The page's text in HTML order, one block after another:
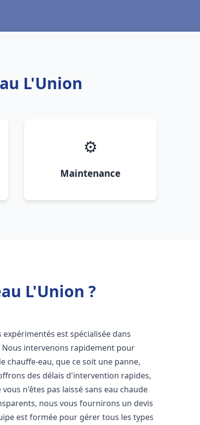
L'Union
⚙️
Maintenance
L'Union ?
est spécialisée dans
Nous intervenons rapidement pour
chauffe-eau, que ce soit une panne,
des délais d'intervention rapides,
n'êtes pas laissé sans eau chaude
nous vous fournirons un devis
est formée pour gérer tous les types